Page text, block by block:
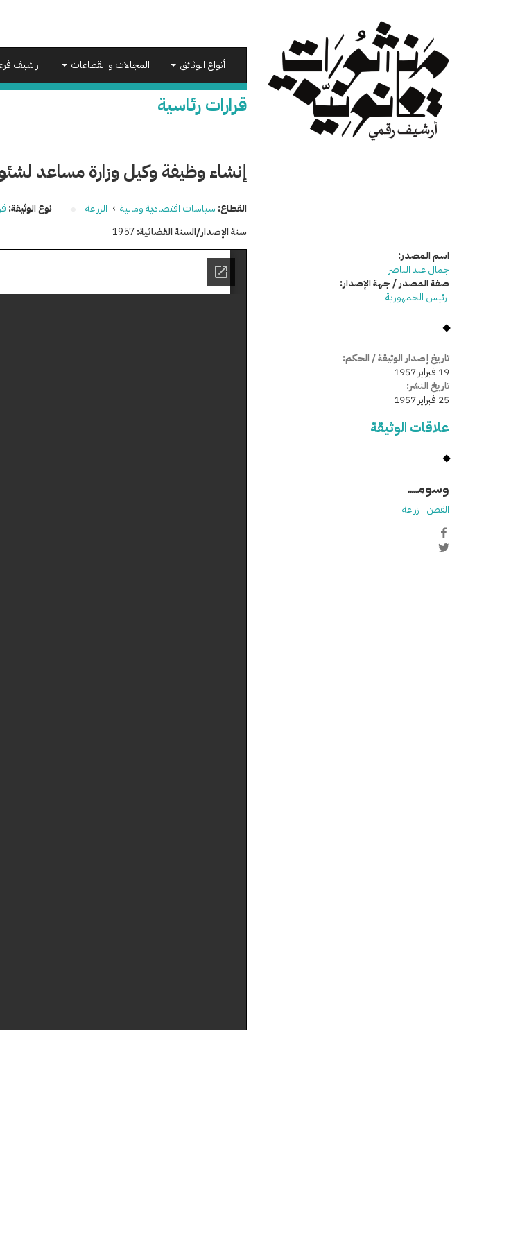
أنواع الوثائق المجالات و القطاعات اراشيف
قرارات رئاسية
إنشاء وظيفة وكيل وزارة مساعد
القطاع: سياسات اقتصادية ومالية › الزراعة نوع الوثيقة:
سنة الإصدار/السنة القضائية:1957
اسم المصدر:
جمال عبد الناصر
صفة المصدر / جهة الإصدار:
رئيس الجمهورية
تاريخ إصدار الوثيقة / الحكم:
19 فبراير 1957
تاريخ النشر:
25 فبراير 1957
علاقات الوثيقة
وسومـــــ
القطن زراعة